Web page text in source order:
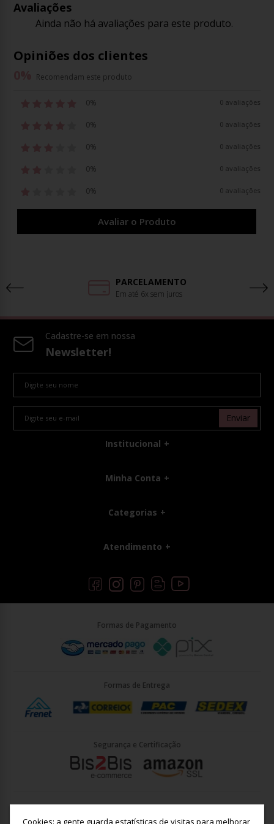
Cookies: a gente guarda estatísticas de visitas para melhorar
Avaliações
Ainda não há avaliações para este produto.
Opiniões dos clientes
Recomendam este produto
0% 0 avaliações
0% 0 avaliações
0% 0 avaliações
0% 0 avaliações
0% 0 avaliações
Avaliar o Produto
PARCELAMENTO
Em até 6x sem juros
Cadastre-se em nossa
Newsletter!
Enviar
Institucional
Minha Conta
Categorias
Atendimento
Formas de Pagamento
Formas de Entrega
Segurança e Certificação
João José Rodrigues 21, Jundiaí - SP - CEP: 13201-001